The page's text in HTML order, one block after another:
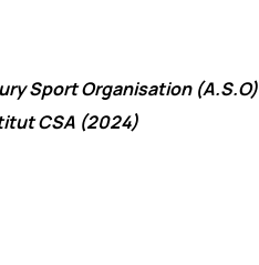
Sport Organisation (A.S.O)
CSA (2024)